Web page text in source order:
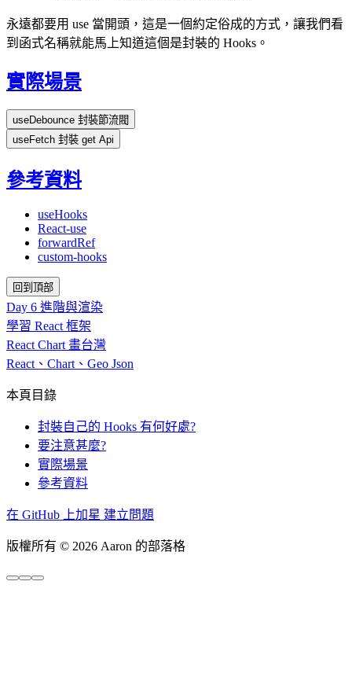
永遠都要用 use 當開頭，這是一個約定俗成的方式，讓我們看
到函式名稱就能馬上知道這個是封裝的 Hooks。
實際場景
useDebounce 封裝節流閥
useFetch 封裝 get Api
參考資料
useHooks
React-use
forwardRef
custom-hooks
回到頂部
Day 6 進階與渲染
學習 React 框架
React Chart 畫台灣
React、Chart、Geo Json
本頁目錄
封裝自己的 Hooks 有何好處?
要注意甚麼?
實際場景
參考資料
在 GitHub 上加星 建立問題
版權所有 © 2026 Aaron 的部落格